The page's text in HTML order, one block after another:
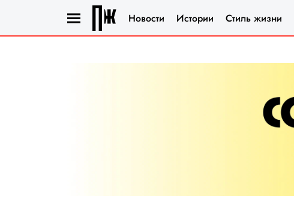
Новости Истории Стиль жизни